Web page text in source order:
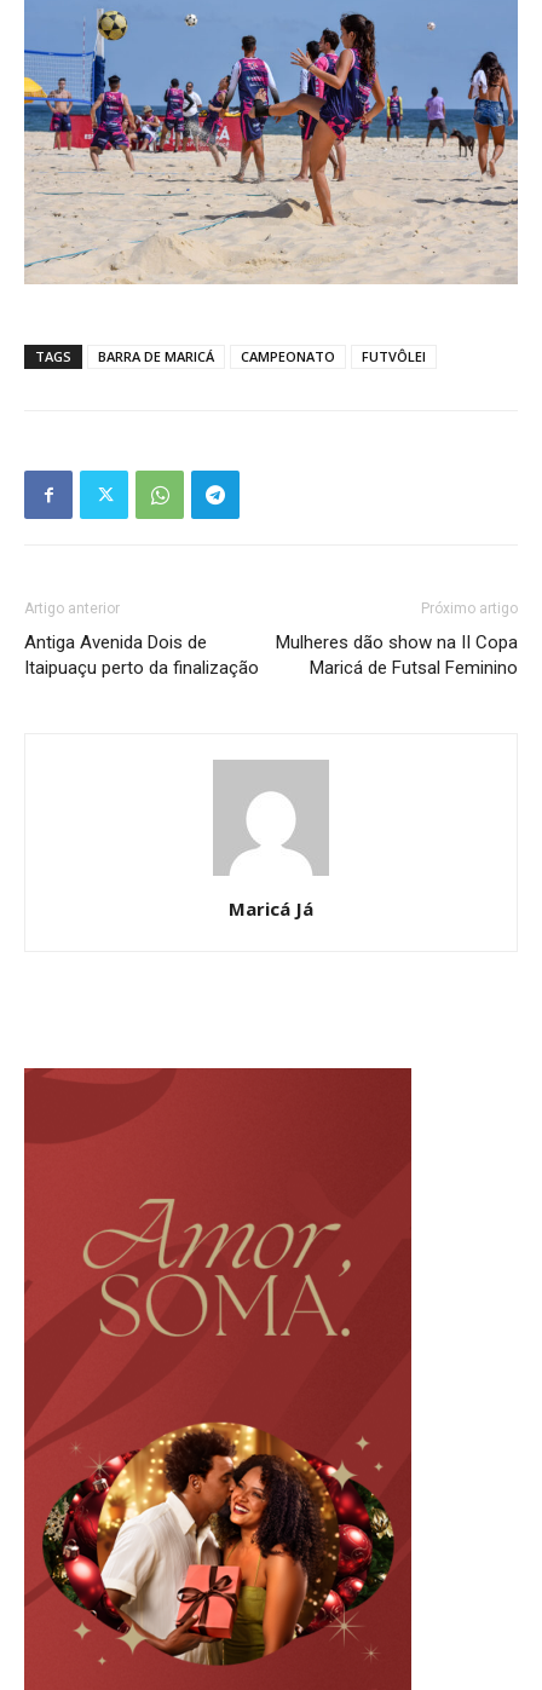
TAGS BARRA DE MARICÁ CAMPEONATO FUTVÔLEI
Artigo anterior
Antiga Avenida Dois de
Itaipuaçu perto da finalização
Próximo artigo
Mulheres dão show na II Copa
Maricá de Futsal Feminino
Maricá Já